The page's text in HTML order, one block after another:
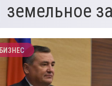
земельное
БИЗНЕС